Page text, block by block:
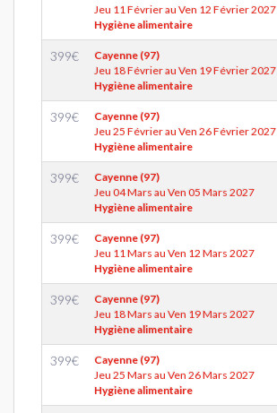
Jeu 11 Février au Ven 12 Février 2027
Hygiène alimentaire
399€
Cayenne (97)
Jeu 18 Février au Ven 19 Février 2027
Hygiène alimentaire
399€
Cayenne (97)
Jeu 25 Février au Ven 26 Février 2027
Hygiène alimentaire
399€
Cayenne (97)
Jeu 04 Mars au Ven 05 Mars 2027
Hygiène alimentaire
399€
Cayenne (97)
Jeu 11 Mars au Ven 12 Mars 2027
Hygiène alimentaire
399€
Cayenne (97)
Jeu 18 Mars au Ven 19 Mars 2027
Hygiène alimentaire
399€
Cayenne (97)
Jeu 25 Mars au Ven 26 Mars 2027
Hygiène alimentaire